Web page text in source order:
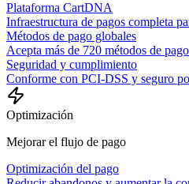
Plataforma CartDNA
Infraestructura de pagos completa
Métodos de pago globales
Acepta más de 720 métodos de
Seguridad y cumplimiento
Conforme con PCI-DSS y seguro
Optimización
Mejorar el flujo de pago
Optimización del pago